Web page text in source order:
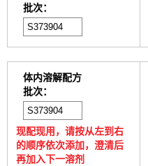
批次：
体内溶解配方
批次：
现配现用，请按从左到右
的顺序依次添加，澄清后
再加入下一溶剂